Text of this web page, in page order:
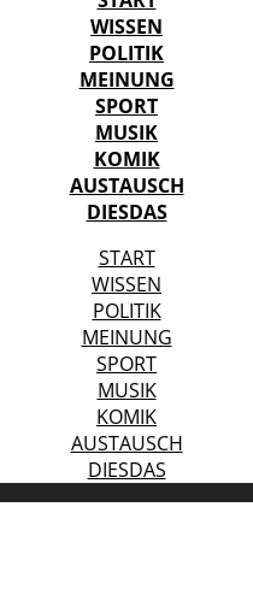
WISSEN
POLITIK
MEINUNG
SPORT
MUSIK
KOMIK
AUSTAUSCH
DIESDAS
START
WISSEN
POLITIK
MEINUNG
SPORT
MUSIK
KOMIK
AUSTAUSCH
DIESDAS